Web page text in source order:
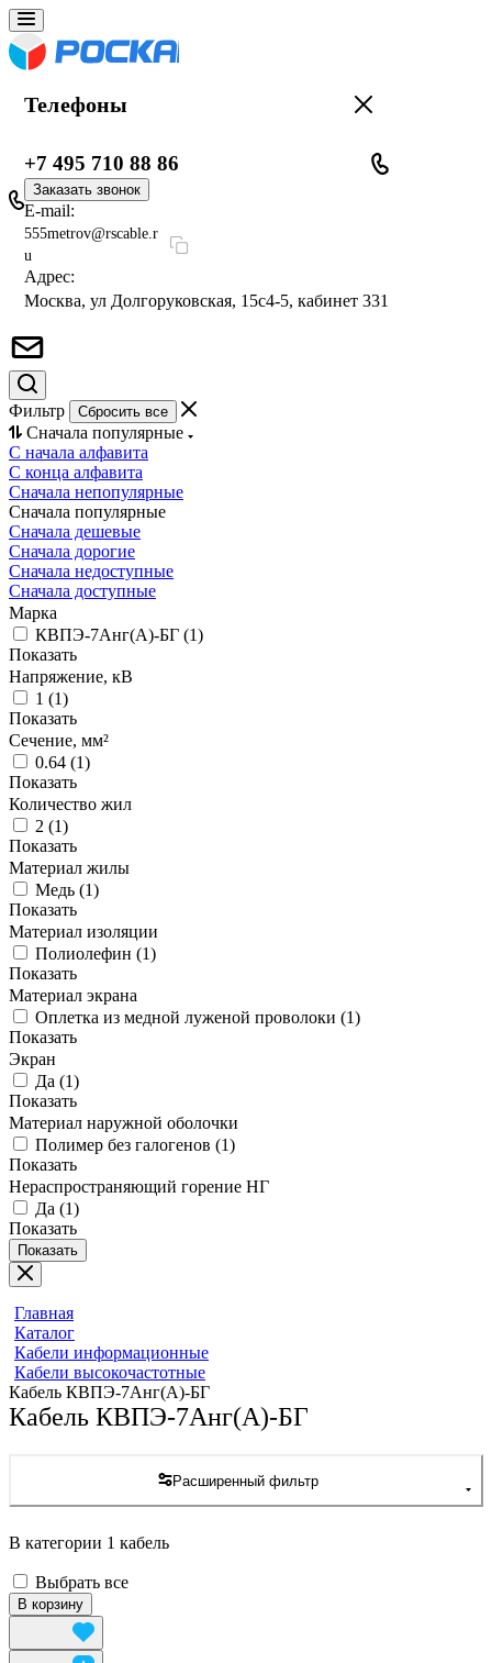
Телефоны
+7 495 710 88 86
Заказать звонок
E-mail:
555metrov@rscable.r
u
Адрес:
Москва, ул Долгоруковская, 15с4-5, кабинет 331
Фильтр Сбросить все
Сначала популярные
С начала алфавита
С конца алфавита
Сначала непопулярные
Сначала популярные
Сначала дешевые
Сначала дорогие
Сначала недоступные
Сначала доступные
Марка
КВПЭ-7Aнг(А)-БГ (1)
Показать
Напряжение, кВ
1 (1)
Показать
Сечение, мм²
0.64 (1)
Показать
Количество жил
2 (1)
Показать
Материал жилы
Медь (1)
Показать
Материал изоляции
Полиолефин (1)
Показать
Материал экрана
Оплетка из медной луженой проволоки (1)
Показать
Экран
Да (1)
Показать
Материал наружной оболочки
Полимер без галогенов (1)
Показать
Нераспространяющий горение НГ
Да (1)
Показать
Показать
Главная
Каталог
Кабели информационные
Кабели высокочастотные
Кабель КВПЭ-7Aнг(А)-БГ
Кабель КВПЭ-7Aнг(А)-БГ
Расширенный фильтр
В категории 1 кабель
Выбрать все
В корзину